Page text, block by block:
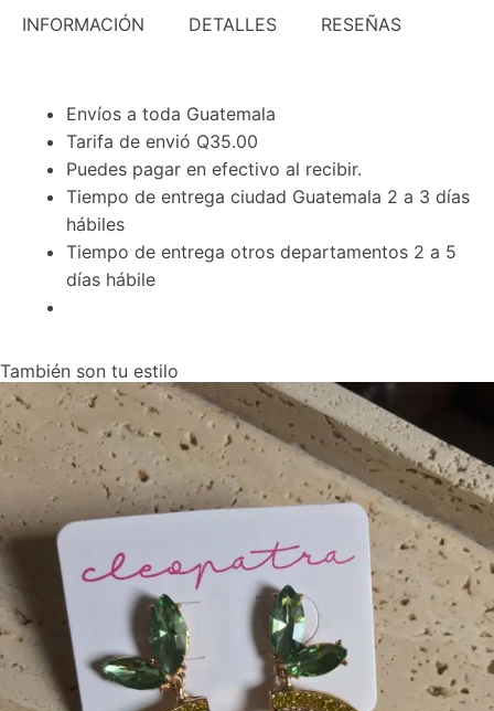
INFORMACIÓN DETALLES RESEÑAS
Envíos a toda Guatemala
Tarifa de envió Q35.00
Puedes pagar en efectivo al recibir.
Tiempo de entrega ciudad Guatemala 2 a 3 días
hábiles
Tiempo de entrega otros departamentos 2 a 5
días hábile
También son tu estilo